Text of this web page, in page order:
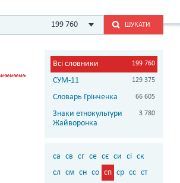
199 760 ШУКАТИ
Всі словники 199 760
СУМ-11 129 375
Словарь Грінченка 66 605
Знаки етнокультури
Жайворонка
3 780
са св сг се сє си сі ск
сл см сн со сп ср сс ст